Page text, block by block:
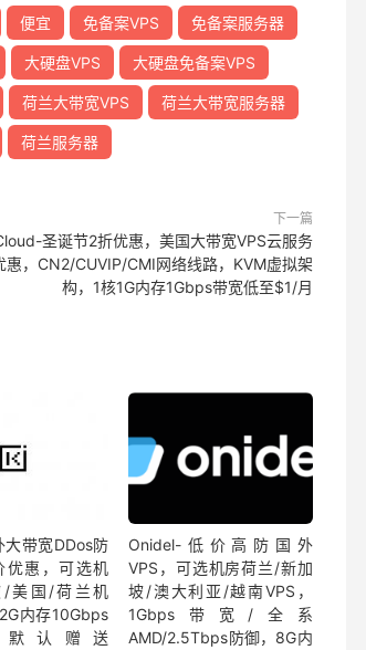
便宜 免备案VPS 免备案服务器
大硬盘VPS 大硬盘免备案VPS
荷兰大带宽VPS 荷兰大带宽服务器
荷兰服务器
下一篇
圣诞节2折优惠，美国大带宽VPS云服务
惠，CN2/CUVIP/CMI网络线路，KVM虚拟架
构，1核1G内存1Gbps带宽低至$1/月
大带宽DDos防
优惠，可选机
/美国/荷兰机
内存10Gbps
认赠送
Onidel-低价高防国外
VPS，可选机房荷兰/新加
坡/澳大利亚/越南VPS，
1Gbps带宽/全系
AMD/2.5Tbps防御，8G内